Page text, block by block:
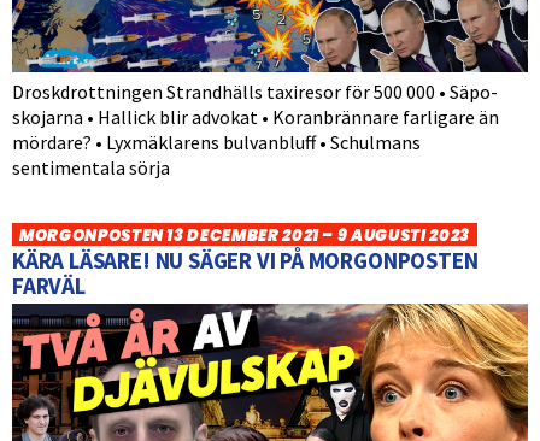
Droskdrottningen Strandhälls taxiresor för 500 000 • Säpo-
skojarna • Hallick blir advokat • Koranbrännare farligare än
mördare? • Lyxmäklarens bulvanbluff • Schulmans
sentimentala sörja
MORGONPOSTEN 13 DECEMBER 2021 – 9 AUGUSTI 2023
KÄRA LÄSARE! NU SÄGER VI PÅ MORGONPOSTEN
FARVÄL